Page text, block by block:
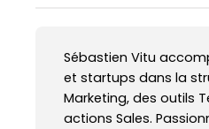
Sébastien Vitu
et startups dans la
Marketing, des outils
actions Sales.